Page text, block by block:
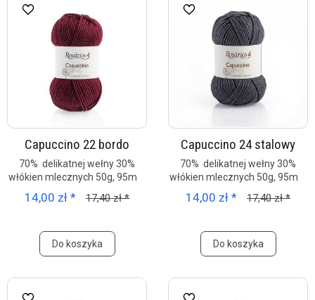
Capuccino 22 bordo
70% delikatnej wełny 30%
włókien mlecznych 50g, 95m
14,00 zł * 17,40 zł *
Do koszyka
Capuccino 24 stalowy
70% delikatnej wełny 30%
włókien mlecznych 50g, 95m
14,00 zł * 17,40 zł *
Do koszyka